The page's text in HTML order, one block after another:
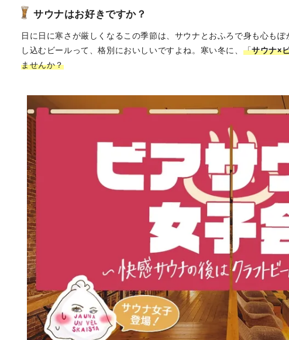
サウナはお好きですか？
日に日に寒さが厳しくなるこの季節は、サウナとおふろで身も心も
し込むビールって、格別においしいですよね。寒い冬に、 「サウナ×
ませんか？